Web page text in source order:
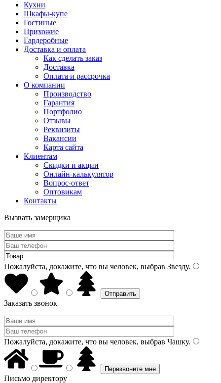
Кухни
Шкафы-купе
Гостиные
Прихожие
Гардеробные
Доставка и оплата
Как сделать заказ
Доставка
Оплата и рассрочка
О компании
Производство
Гарантия
Портфолио
Отзывы
Реквизиты
Вакансии
Карта сайта
Клиентам
Скидки и акции
Онлайн-калькулятор
Вопрос-ответ
Оптовикам
Контакты
Вызвать замерщика
Пожалуйста, докажите, что вы человек, выбрав Звезду.
Заказать звонок
Пожалуйста, докажите, что вы человек, выбрав Чашку.
Письмо директору